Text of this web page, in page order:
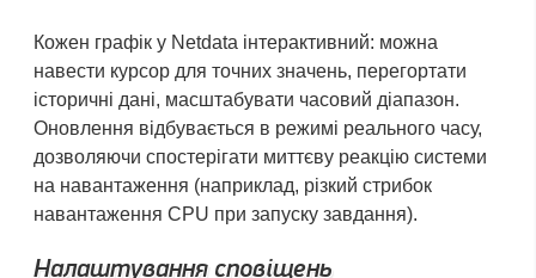
Кожен графік у Netdata інтерактивний: можна
навести курсор для точних значень, перегортати
історичні дані, масштабувати часовий діапазон.
Оновлення відбувається в режимі реального часу,
дозволяючи спостерігати миттєву реакцію системи
на навантаження (наприклад, різкий стрибок
навантаження CPU при запуску завдання).
Налаштування сповіщень